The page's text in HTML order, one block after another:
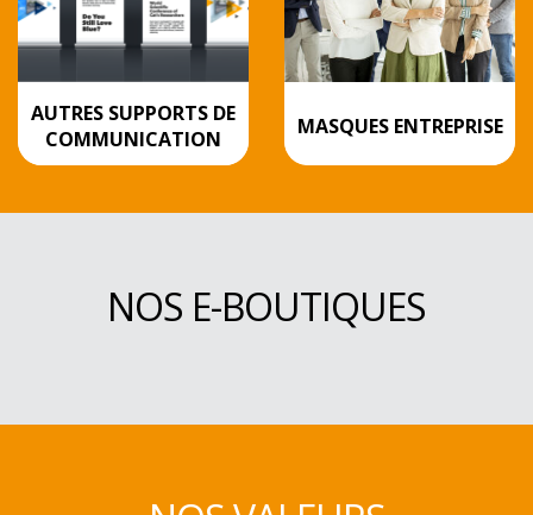
AUTRES SUPPORTS DE
COMMUNICATION
MASQUES ENTREPRISE
NOS E-BOUTIQUES